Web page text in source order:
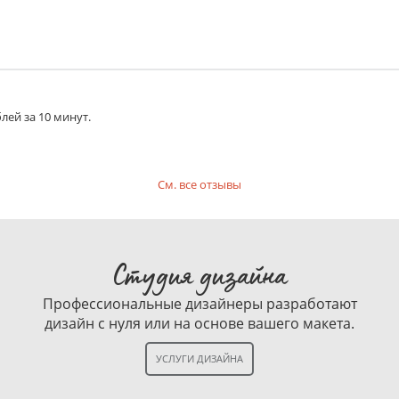
на стену. Придает продукту законченный вид. В
6 полосок. Одна пара выдерживает вес до 1,35 кг..
Цвет - черный.
за 10 минут.
См. все отзывы
Студия дизайна
Профессиональные дизайнеры разработают
дизайн с нуля или на основе вашего макета.